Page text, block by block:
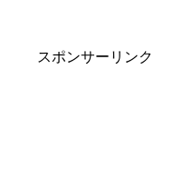
スポンサーリンク